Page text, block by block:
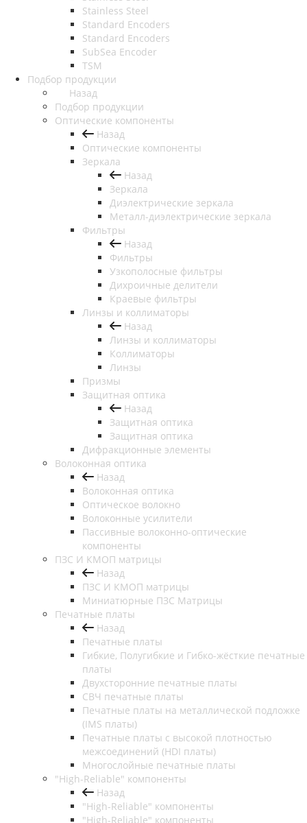
Stainless Steel
Standard Encoders
Standard Encoders
SubSea Encoder
TSM
Подбор продукции
Назад
Подбор продукции
Оптические компоненты
Назад
Оптические компоненты
Зеркала
Назад
Зеркала
Диэлектрические зеркала
Металл-диэлектрические зеркала
Фильтры
Назад
Фильтры
Узкополосные фильтры
Дихроичные делители
Краевые фильтры
Линзы и коллиматоры
Назад
Линзы и коллиматоры
Коллиматоры
Линзы
Призмы
Защитная оптика
Назад
Защитная оптика
Защитная оптика
Дифракционные элементы
Волоконная оптика
Назад
Волоконная оптика
Оптическое волокно
Волоконные усилители
Пассивные волоконно-оптические
компоненты
ПЗС И КМОП матрицы
Назад
ПЗС И КМОП матрицы
Миниатюрные ПЗС Матрицы
Печатные платы
Назад
Печатные платы
Гибкие, Полугибкие и Гибко-жёсткие печатные
платы
Двухсторонние печатные платы
СВЧ печатные платы
Печатные платы на металлической подложке
(IMS платы)
Печатные платы с высокой плотностью
межсоединений (HDI платы)
Многослойные печатные платы
"High-Reliable" компоненты
Назад
"High-Reliable" компоненты
"High-Reliable" компоненты